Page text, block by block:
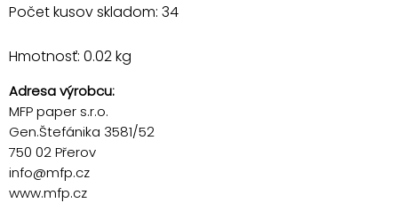
Počet kusov skladom: 34
Hmotnosť: 0.02 kg
Adresa výrobcu:
MFP paper s.r.o.
Gen.Štefánika 3581/52
750 02 Přerov
info@mfp.cz
www.mfp.cz